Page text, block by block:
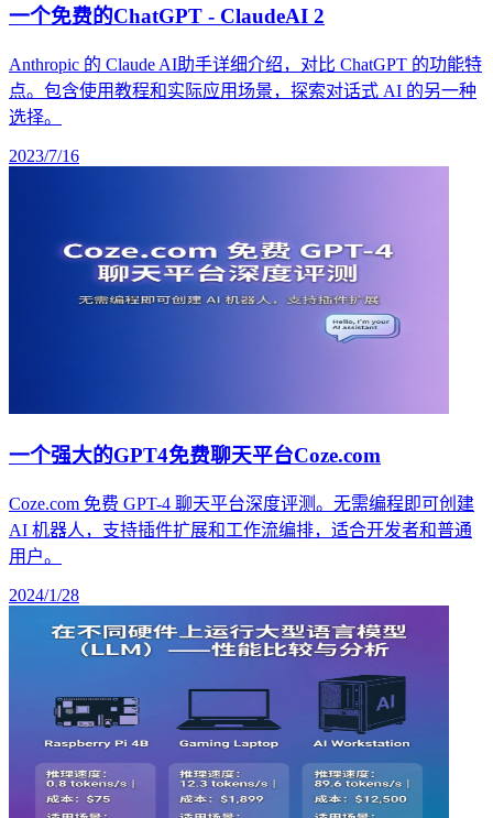
一个免费的ChatGPT - ClaudeAI 2
Anthropic 的 Claude AI助手详细介绍，对比 ChatGPT 的功能特
点。包含使用教程和实际应用场景，探索对话式 AI 的另一种
选择。
2023/7/16
一个强大的GPT4免费聊天平台Coze.com
Coze.com 免费 GPT-4 聊天平台深度评测。无需编程即可创建
AI 机器人，支持插件扩展和工作流编排，适合开发者和普通
用户。
2024/1/28